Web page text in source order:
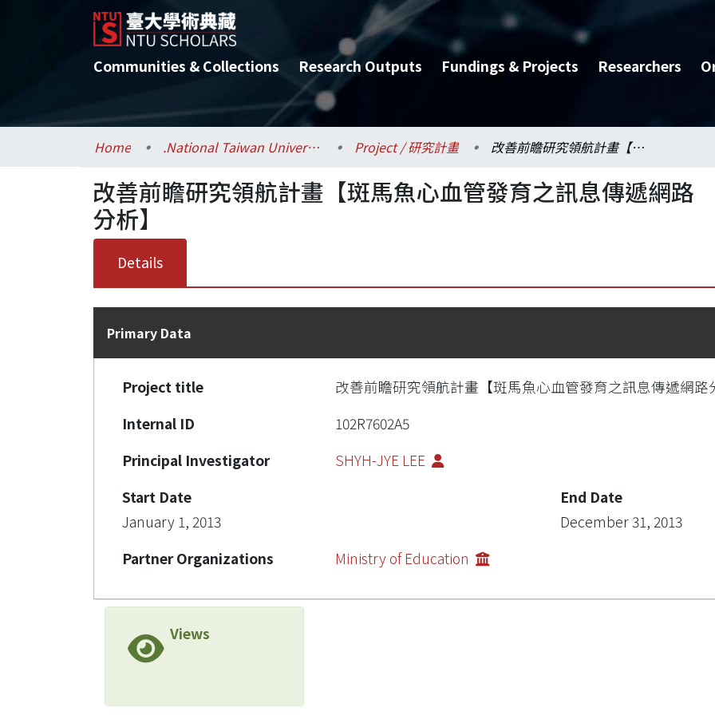
Communities & Collections Research Outputs Fundings & Projects Researchers
Home .National Taiwan University / 國立臺灣大學 Project / 研究計畫 改善前瞻研究領航計畫【斑馬魚心血管發育之訊息傳遞網路分析】
改善前瞻研究領航計畫【斑馬魚心血管發育之訊息傳遞網路
分析】
Details
Primary Data
Project title
改善前瞻研究領航計畫【斑馬魚心血管發育之訊息傳遞網路
Internal ID
102R7602A5
Principal Investigator
SHYH-JYE LEE
Start Date
January 1, 2013
End Date
December 31, 2013
Partner Organizations
Ministry of Education
Views